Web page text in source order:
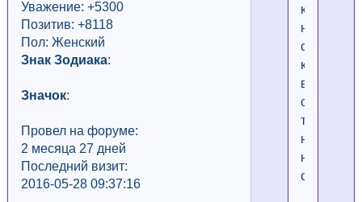
Уважение: +5300
Позитив: +8118
Пол: Женский
Знак Зодиака:
Значок:
Провел на форуме:
2 месяца 27 дней
Последний визит:
2016-05-28 09:37:16
как
не
ставится,
когда
всё
ставится,
только
немного
способом.